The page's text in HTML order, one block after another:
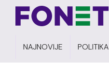
NAJNOVIJE POLITIKA